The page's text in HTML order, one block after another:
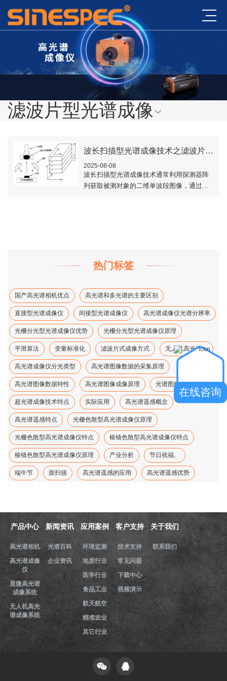
滤波片型光谱成像
波长扫描型光谱成像技术之滤波片型光谱成像
2025-08-08
波长扫描型光谱成像技术通常利用探测器阵
列获取被测对象的二维单波段图像，通过对
热门标签
国产高光谱相机优点 高光谱和多光谱的主要区别
直接型光谱成像仪 间接型光谱成像仪 高光谱成像仪光谱分辨率
光柵分光型光谱成像仪优势 光柵分光型光谱成像仪原理
平滑算法 变量标准化 滤波片式成像方式 无人机高光谱、
高光谱成像仪分光类型 高光谱图像数据的采集原理
高光谱图像数据特性 高光谱图像成像原理 光谱图像降维方法
超光谱成像技术特点 实际应用 高光谱遥感概念
高光谱遥感特点 光栅色散型高光谱成像仪原理
光栅色散型高光谱成像仪特点 棱镜色散型高光谱成像仪特点
棱镜色散型高光谱成像仪原理 产业分析 节日祝福、
端午节 面扫描 高光谱遥感的应用 高光谱遥感优势
产品中心
高光谱相机
高光谱成像
仪
显微高光谱
成像系统
无人机高光
谱成像系统
新闻资讯
光谱百科
企业资讯
应用案例
环境监测
地质行业
医学行业
食品工业
航天航空
精准农业
其它行业
客户支持
技术支持
常见问题
下载中心
视频演示
关于我们
联系我们
在线咨询